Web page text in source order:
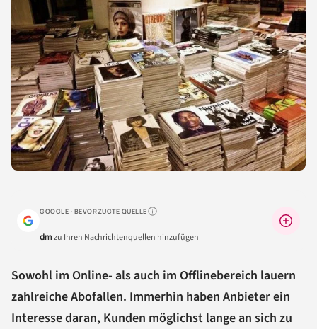
GOOGLE · BEVORZUGTE QUELLEWarum lohnt sich das?
dmzu Ihren Nachrichtenquellen hinzufügen
Sowohl im Online- als auch im Offlinebereich lauern
zahlreiche Abofallen. Immerhin haben Anbieter ein
Interesse daran, Kunden möglichst lange an sich zu